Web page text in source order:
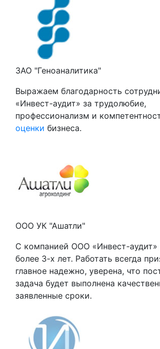
ЗАО "Геноаналитика"
Выражаем благодарность
«Инвест-аудит» за трудолюбие,
профессионализм и
оценки бизнеса.
ООО УК "Ашатли"
С компанией ООО «Инвест-аудит»
более 3-х лет. Работать всегда
главное надежно, уверена, что
задача будет выполнена
заявленные сроки.